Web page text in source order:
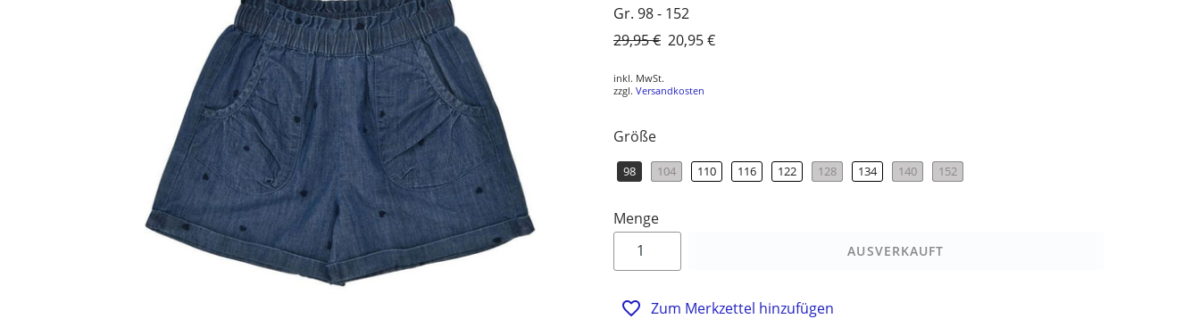
Gr. 98 - 152
Normaler
29,95 € Sonderpreis
20,95 €
inkl. MwSt.
zzgl. Versandkosten
Größe
98 104 110 116 122 128 134 140 152
Menge
AUSVERKAUFT
Zum Merkzettel hinzufügen